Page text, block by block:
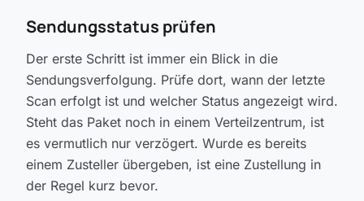
Sendungsstatus prüfen
Der erste Schritt ist immer ein Blick in die
Sendungsverfolgung. Prüfe dort, wann der letzte
Scan erfolgt ist und welcher Status angezeigt wird.
Steht das Paket noch in einem Verteilzentrum, ist
es vermutlich nur verzögert. Wurde es bereits
einem Zusteller übergeben, ist eine Zustellung in
der Regel kurz bevor.